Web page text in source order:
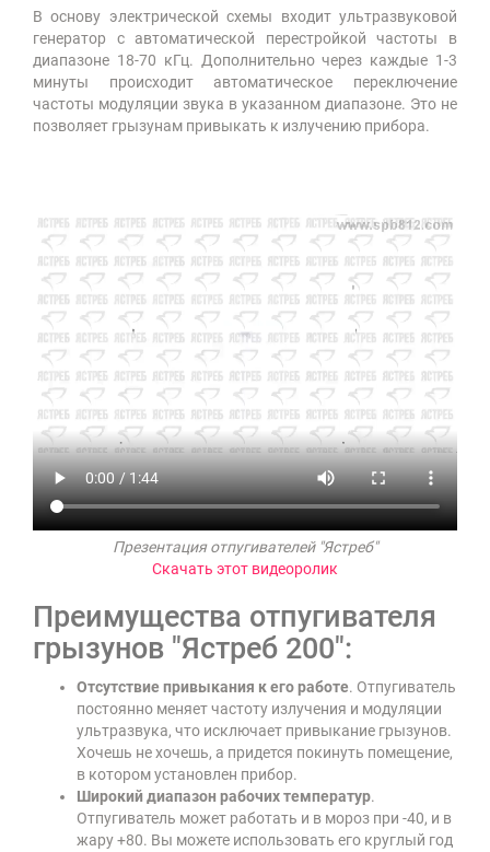
В основу электрической схемы входит ультразвуковой
генератор с автоматической перестройкой частоты в
диапазоне 18-70 кГц. Дополнительно через каждые 1-3
минуты происходит автоматическое переключение
частоты модуляции звука в указанном диапазоне. Это не
позволяет грызунам привыкать к излучению прибора.
Презентация отпугивателей "Ястреб"
Скачать этот видеоролик
Преимущества отпугивателя
грызунов "Ястреб 200":
Отсутствие привыкания к его работе. Отпугиватель
постоянно меняет частоту излучения и модуляции
ультразвука, что исключает привыкание грызунов.
Хочешь не хочешь, а придется покинуть помещение,
в котором установлен прибор.
Широкий диапазон рабочих температур.
Отпугиватель может работать и в мороз при -40, и в
жару +80. Вы можете использовать его круглый год